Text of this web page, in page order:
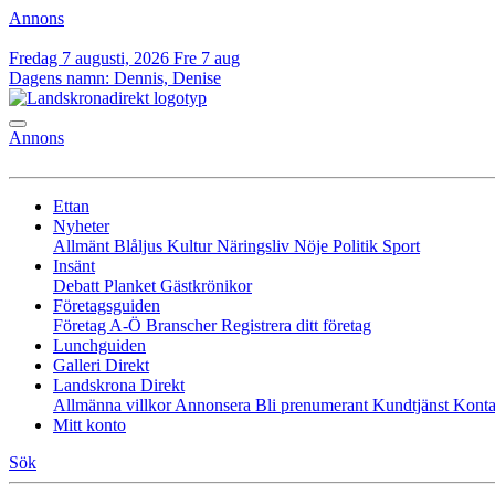
Annons
Fredag 7 augusti, 2026 Fre 7 aug
Dagens namn: Dennis, Denise
Annons
Ettan
Nyheter
Allmänt Blåljus KulturNäringsliv Nöje Politik Sport
Insänt
Debatt Planket Gästkrönikor
Företagsguiden
Företag A-Ö BranscherRegistrera ditt företag
Lunchguiden
Galleri Direkt
Landskrona Direkt
Allmänna villkorAnnonsera Bli prenumerant Kundtjänst
Mitt konto
Sök